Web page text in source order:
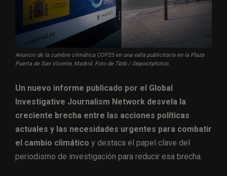
Anuncio de la cumbre climática COP25 en una valla publicitaria en la Plaza
Puerta de San Vicente, Madrid. Foto de Tbtb / Depositphotos
Un nuevo informe publicado por el Global
Investigative Journalism Network desvela la
creciente brecha entre las acciones políticas
actuales y las necesidades urgentes para combatir
el cambio climático y destaca el papel clave del
periodismo de investigación para reducir esa brecha.